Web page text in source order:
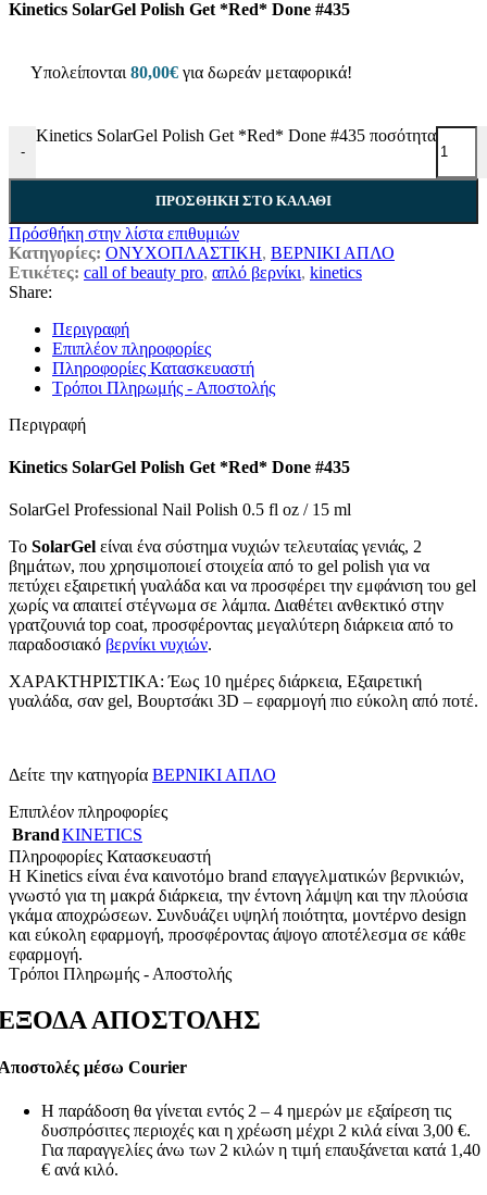
Kinetics SolarGel Polish Get *Red* Done #435
Υπολείπονται 80,00€ για δωρεάν μεταφορικά!
-
Kinetics SolarGel Polish Get *Red* Done #435 ποσότητα
ΠΡΟΣΘΉΚΗ ΣΤΟ ΚΑΛΆΘΙ
Πρόσθήκη στην λίστα επιθυμιών
Κατηγορίες: ΟΝΥΧΟΠΛΑΣΤΙΚΗ, ΒΕΡΝΙΚΙ ΑΠΛΟ
Ετικέτες: call of beauty pro, απλό βερνίκι, kinetics
Share:
Περιγραφή
Επιπλέον πληροφορίες
Πληροφορίες Κατασκευαστή
Τρόποι Πληρωμής - Αποστολής
Περιγραφή
Kinetics SolarGel Polish Get *Red* Done #435
SolarGel Professional Nail Polish 0.5 fl oz / 15 ml
Το SolarGel είναι ένα σύστημα νυχιών τελευταίας γενιάς, 2
βημάτων, που χρησιμοποιεί στοιχεία από το gel polish για να
πετύχει εξαιρετική γυαλάδα και να προσφέρει την εμφάνιση του gel
χωρίς να απαιτεί στέγνωμα σε λάμπα. Διαθέτει ανθεκτικό στην
γρατζουνιά top coat, προσφέροντας μεγαλύτερη διάρκεια από το
παραδοσιακό βερνίκι νυχιών.
ΧΑΡΑΚΤΗΡΙΣΤΙΚΑ: Έως 10 ημέρες διάρκεια, Εξαιρετική
γυαλάδα, σαν gel, Βουρτσάκι 3D – εφαρμογή πιο εύκολη από ποτέ.
Δείτε την κατηγορία ΒΕΡΝΙΚΙ ΑΠΛΟ
Επιπλέον πληροφορίες
BrandKINETICS
Πληροφορίες Κατασκευαστή
Η Kinetics είναι ένα καινοτόμο brand επαγγελματικών βερνικιών,
γνωστό για τη μακρά διάρκεια, την έντονη λάμψη και την πλούσια
γκάμα αποχρώσεων. Συνδυάζει υψηλή ποιότητα, μοντέρνο design
και εύκολη εφαρμογή, προσφέροντας άψογο αποτέλεσμα σε κάθε
εφαρμογή.
Τρόποι Πληρωμής - Αποστολής
ΑΠΟΣΤΟΛΗΣ
μέσω Courier
Η παράδοση θα γίνεται εντός 2 – 4 ημερών με εξαίρεση τις
δυσπρόσιτες περιοχές και η χρέωση μέχρι 2 κιλά είναι 3,00 €.
Για παραγγελίες άνω των 2 κιλών η τιμή επαυξάνεται κατά 1,40
€ ανά κιλό.